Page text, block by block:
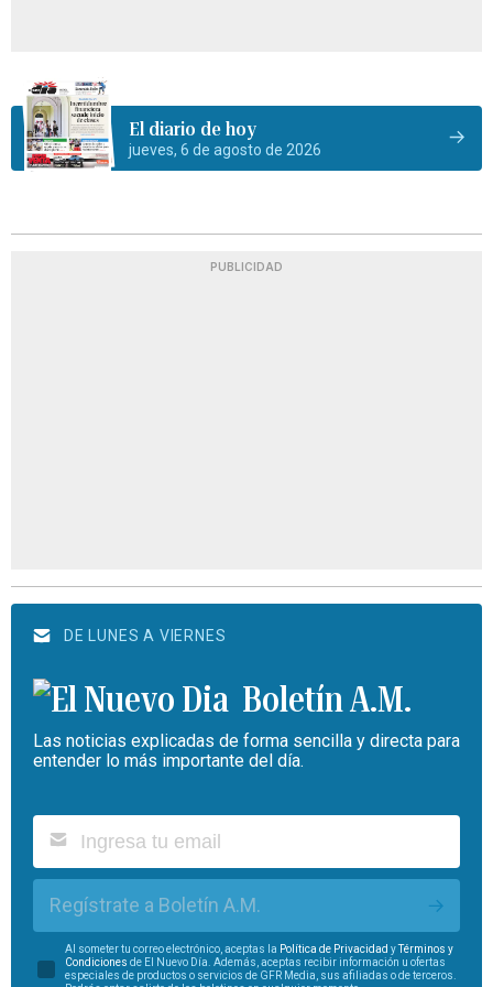
El diario de hoy
jueves, 6 de agosto de 2026
PUBLICIDAD
DE LUNES A VIERNES
Boletín A.M.
Las noticias explicadas de forma sencilla y directa para
entender lo más importante del día.
Regístrate a Boletín A.M.
Al someter tu correo electrónico, aceptas la Política de Privacidad yTérminos y
Condiciones de El Nuevo Día. Además, aceptas recibir información u ofertas
especiales de productos o servicios de GFR Media, sus afiliadas o de terceros.